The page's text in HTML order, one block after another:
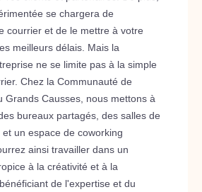
se chargera de
courrier et de le mettre à votre
meilleurs délais. Mais la
ne se limite pas à la simple
Chez la Communauté de
Grands Causses, nous mettons à
bureaux partagés, des salles de
un espace de coworking
ainsi travailler dans un
à la créativité et à la
de l'expertise et du